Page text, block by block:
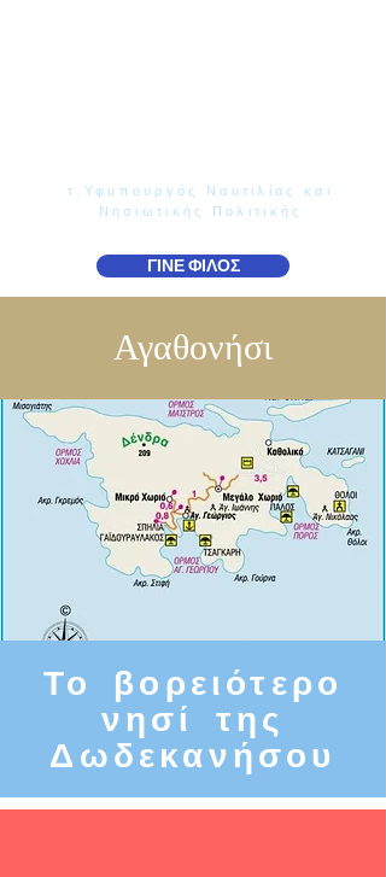
τ.Υφυπουργός Ναυτιλίας και
Νησιωτικής Πολιτικής
ΓΙΝΕ ΦΙΛΟΣ
Αγαθονήσι
Το βορειότερο
νησί της
Δωδεκανήσου